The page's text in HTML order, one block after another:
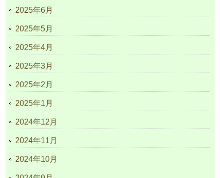
2025年6月
2025年5月
2025年4月
2025年3月
2025年2月
2025年1月
2024年12月
2024年11月
2024年10月